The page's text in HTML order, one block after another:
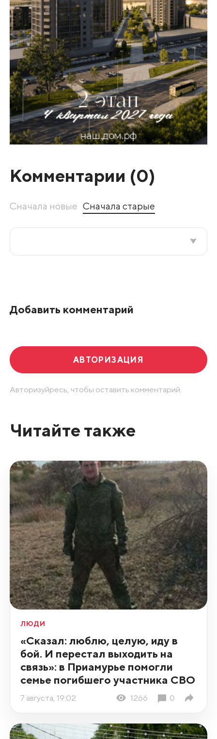
Комментарии (0)
Сначала новые Сначала старые
Добавить комментарий
АВТОРИЗАЦИЯ
Авторизуйресь, чтобы оставить комментарий.
Читайте также
ЛЮДИ
«Сказал: люблю, целую, иду в
бой. И перестал выходить на
связь»: в Приамурье помогли
семье погибшего участника СВО
7 августа, 19:02 1266 0